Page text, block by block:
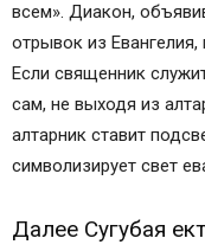
всем». Диакон,
отрывок из
Если священник
сам, не выходя из
алтарник ставит
символизирует свет
Далее Сугубая